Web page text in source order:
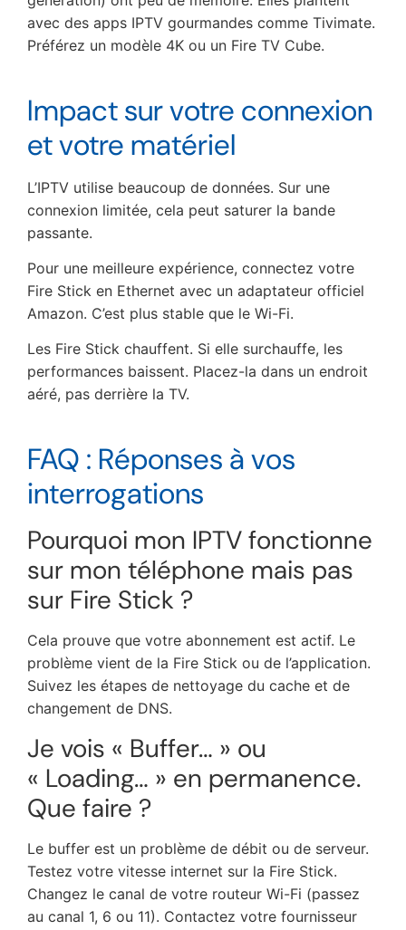
avec des apps IPTV gourmandes comme Tivimate.
Préférez un modèle 4K ou un Fire TV Cube.
Impact sur votre connexion
et votre matériel
L’IPTV utilise beaucoup de données. Sur une
connexion limitée, cela peut saturer la bande
passante.
Pour une meilleure expérience, connectez votre
Fire Stick en Ethernet avec un adaptateur officiel
Amazon. C’est plus stable que le Wi-Fi.
Les Fire Stick chauffent. Si elle surchauffe, les
performances baissent. Placez-la dans un endroit
aéré, pas derrière la TV.
FAQ : Réponses à vos
interrogations
Pourquoi mon IPTV fonctionne
sur mon téléphone mais pas
sur Fire Stick ?
Cela prouve que votre abonnement est actif. Le
problème vient de la Fire Stick ou de l’application.
Suivez les étapes de nettoyage du cache et de
changement de DNS.
Je vois « Buffer… » ou
« Loading… » en permanence.
Que faire ?
Le buffer est un problème de débit ou de serveur.
Testez votre vitesse internet sur la Fire Stick.
Changez le canal de votre routeur Wi-Fi (passez
au canal 1, 6 ou 11). Contactez votre fournisseur